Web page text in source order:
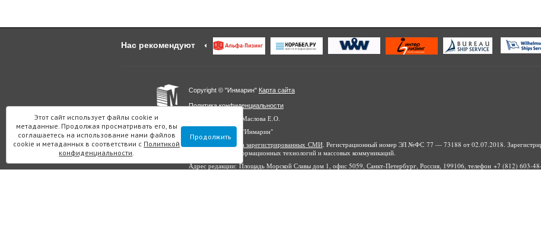
Этот сайт использует файлы cookie и
метаданные. Продолжая просматривать его, вы
соглашаетесь на использование нами файлов
cookie и метаданных в соответствии с Политикой
конфиденциальности.
Продолжить
Нас рекомендуют
Copyright © "Инмарин" Карта сайта
Политика конфиденциальности
Главный редактор Маслова Е.О.
Учредитель: ООО "Инмарин"
Выписка из реестра зарегистрированных СМИ. Регистрационный номер ЭЛ №ФС 77 — 73188 от 02.07.2018.
в сфере связи, информационных технологий и массовых коммуникаций.
Адрес редакции: Площадь Морской Славы дом 1, офис 5059, Санкт-Петербург, Россия, 199106, телефон +7 (812) 603-